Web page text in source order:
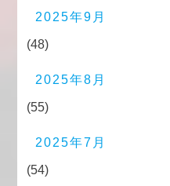
2025年9月
(48)
2025年8月
(55)
2025年7月
(54)